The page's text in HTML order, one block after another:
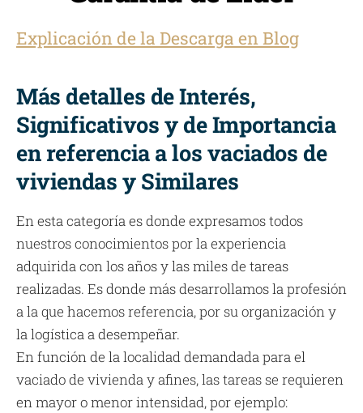
Explicación de la Descarga en Blog
Más detalles de Interés,
Significativos y de Importancia
en referencia a los vaciados de
viviendas y Similares
En esta categoría es donde expresamos todos
nuestros conocimientos por la experiencia
adquirida con los años y las miles de tareas
realizadas. Es donde más desarrollamos la profesión
a la que hacemos referencia, por su organización y
la logística a desempeñar.
En función de la localidad demandada para el
vaciado de vivienda y afines, las tareas se requieren
en mayor o menor intensidad, por ejemplo: